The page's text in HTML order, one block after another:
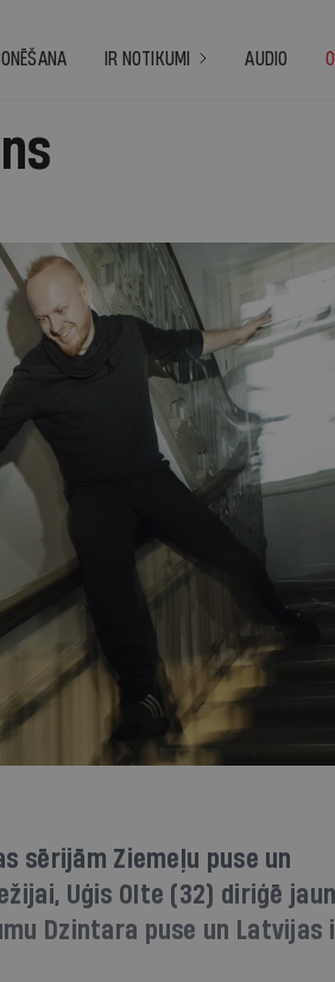
IR NOTIKUMI AUDIO
sērijām Ziemeļu puse un
Uģis Olte (32) diriģē
Dzintara puse un Latvijas